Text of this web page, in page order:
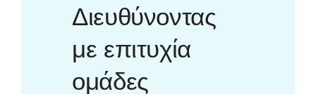
Διευθύνοντας
με επιτυχία
ομάδες